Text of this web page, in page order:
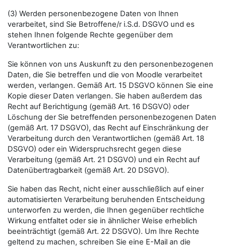
(3) Werden personenbezogene Daten von Ihnen
verarbeitet, sind Sie Betroffene/r i.S.d. DSGVO und es
stehen Ihnen folgende Rechte gegenüber dem
Verantwortlichen zu:
Sie können von uns Auskunft zu den personenbezogenen
Daten, die Sie betreffen und die von Moodle verarbeitet
werden, verlangen. Gemäß Art. 15 DSGVO können Sie eine
Kopie dieser Daten verlangen. Sie haben außerdem das
Recht auf Berichtigung (gemäß Art. 16 DSGVO) oder
Löschung der Sie betreffenden personenbezogenen Daten
(gemäß Art. 17 DSGVO), das Recht auf Einschränkung der
Verarbeitung durch den Verantwortlichen (gemäß Art. 18
DSGVO) oder ein Widerspruchsrecht gegen diese
Verarbeitung (gemäß Art. 21 DSGVO) und ein Recht auf
Datenübertragbarkeit (gemäß Art. 20 DSGVO).
Sie haben das Recht, nicht einer ausschließlich auf einer
automatisierten Verarbeitung beruhenden Entscheidung
unterworfen zu werden, die Ihnen gegenüber rechtliche
Wirkung entfaltet oder sie in ähnlicher Weise erheblich
beeinträchtigt (gemäß Art. 22 DSGVO). Um Ihre Rechte
geltend zu machen, schreiben Sie eine E-Mail an die